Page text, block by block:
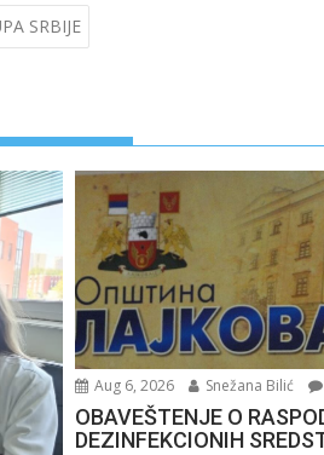
SRBIJE
Aug 6, 2026 Snežana Bilić
OBAVEŠTENJE O
DEZINFEKCIONIH